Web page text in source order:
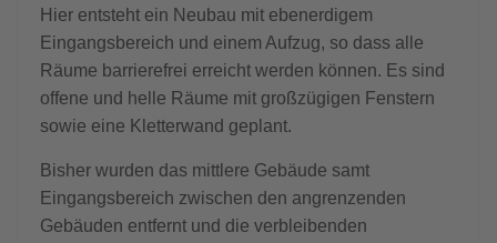
Hier entsteht ein Neubau mit ebenerdigem
Eingangsbereich und einem Aufzug, so dass alle
Räume barrierefrei erreicht werden können. Es sind
offene und helle Räume mit großzügigen Fenstern
sowie eine Kletterwand geplant.
Bisher wurden das mittlere Gebäude samt
Eingangsbereich zwischen den angrenzenden
Gebäuden entfernt und die verbleibenden